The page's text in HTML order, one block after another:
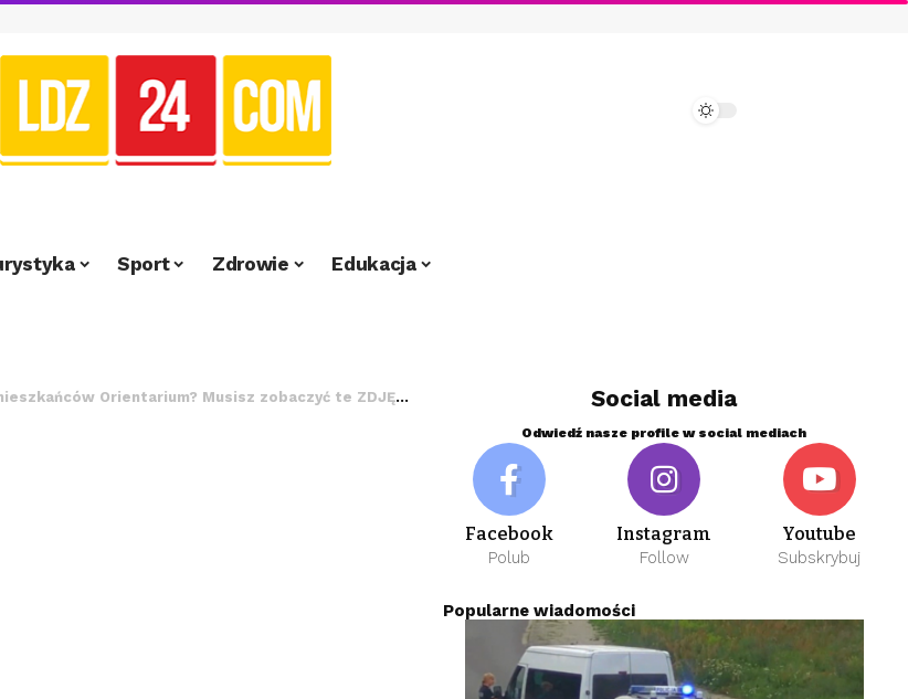
Sport Zdrowie Edukacja
Orientarium? Musisz zobaczyć te ZDJĘCIA Social media
Odwiedź nasze profile w social mediach
Facebook
Polub
Instagram
Follow
Youtube
Subskrybuj
Popularne wiadomości